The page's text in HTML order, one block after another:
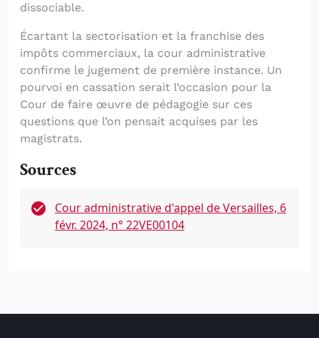
dissociable.
Écartant la sectorisation et la franchise des
impôts commerciaux, la cour administrative
confirme le jugement de première instance. Un
pourvoi en cassation serait l’occasion pour la
Cour de faire œuvre de pédagogie sur ces
questions que l’on pensait acquises par les
magistrats.
Sources
Cour administrative d'appel de Versailles, 6
févr. 2024, n° 22VE00104